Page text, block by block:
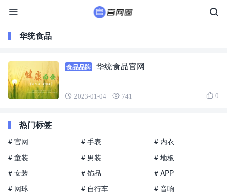
华统食品
食品品牌 华统食品官网
2023-01-04 741 0
热门标签
# 官网 # 手表
# 内衣
# 童装
# 男装
# 地板
# 女装
# 饰品
# APP
# 网球
# 自行车
# 音响